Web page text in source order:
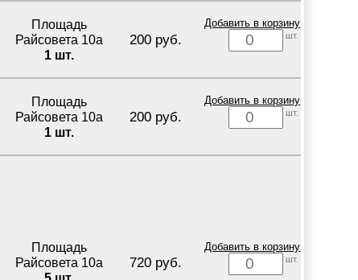
Площадь
Райсовета 10а
1 шт.
200 руб.
Добавить в корзину
шт.
Площадь
Райсовета 10а
1 шт.
200 руб.
Добавить в корзину
шт.
Площадь
Райсовета 10а
720 руб.
Добавить в корзину
шт.